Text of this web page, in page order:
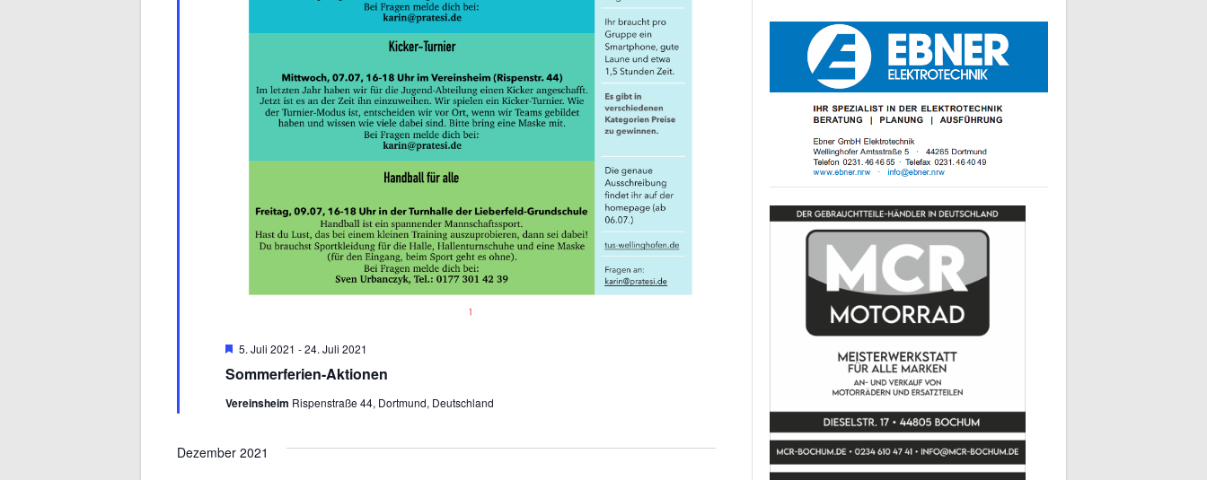
Sommerferien-Aktionen
Hervorgehoben
5. Juli 2021 -24. Juli 2021
Vereinsheim Rispenstraße 44, Dortmund, Deutschland
Dezember 2021